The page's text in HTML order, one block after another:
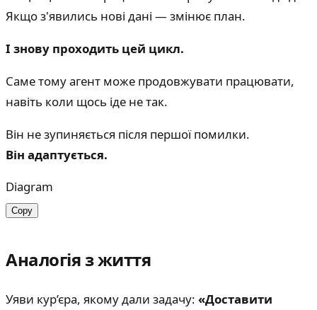
Якщо з'явились нові дані — змінює план.
І знову проходить цей цикл.
Саме тому агент може продовжувати працювати,
навіть коли щось іде не так.
Він не зупиняється після першої помилки.
Він адаптується.
Diagram
Copy
Аналогія з життя
Уяви кур’єра, якому дали задачу: «Доставити